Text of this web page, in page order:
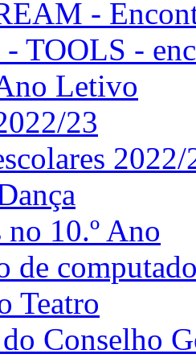
-
- TOOLS -
Letivo
23
2022/
10.º Ano
de
Teatro
Conselho